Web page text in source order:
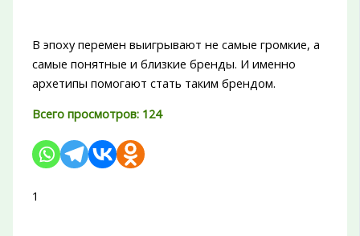
В эпоху перемен выигрывают не самые громкие, а
самые понятные и близкие бренды. И именно
архетипы помогают стать таким брендом.
Всего просмотров: 124
1